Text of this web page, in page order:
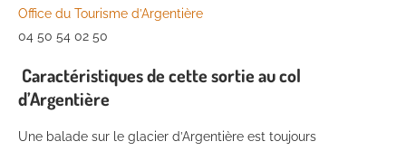
Office du Tourisme d’Argentière
04 50 54 02 50
Caractéristiques de cette sortie au col
d’Argentière
Une balade sur le glacier d’Argentière est toujours